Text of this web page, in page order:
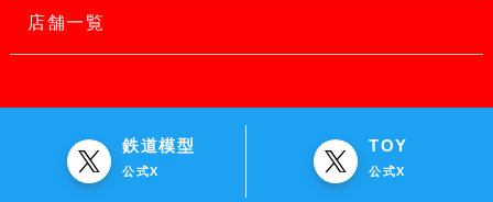
店舗一覧
鉄道模型
公式X
TOY
公式X